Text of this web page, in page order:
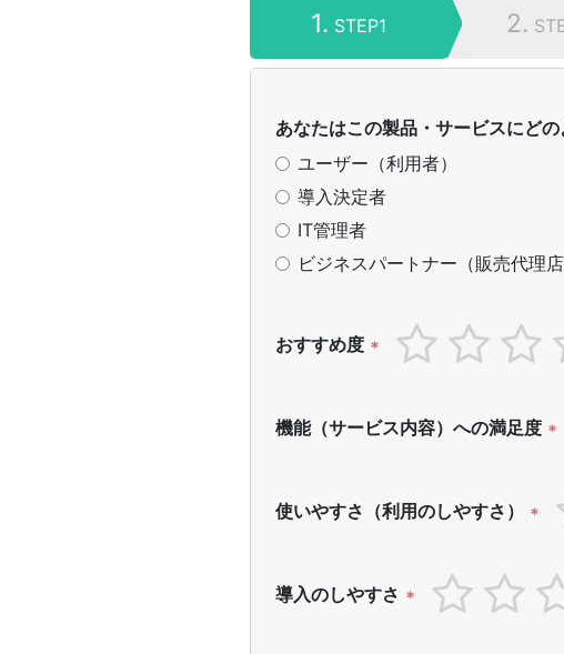
1. STEP1 2.
あなたはこの製品・サービスにど
ユーザー（利用者）
導入決定者
IT管理者
ビジネスパートナー（販売代理店
おすすめ度 *
機能（サービス内容）への満足度 *
使いやすさ（利用のしやすさ） *
導入のしやすさ *